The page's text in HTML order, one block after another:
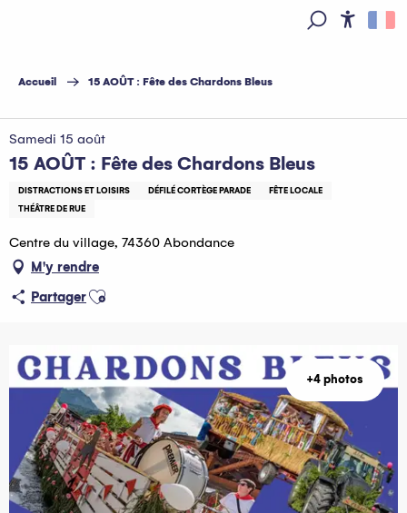
principal
Accueil 15 AOÛT : Fête des Chardons Bleus
Samedi 15 août
15 AOÛT : Fête des Chardons Bleus
DISTRACTIONS ET LOISIRS DÉFILÉ CORTÈGE PARADE
FÊTE LOCALE
THÉÂTRE DE RUE
Centre du village, 74360 Abondance
M'y rendre
PartagerAjouter aux favoris
+4 photos